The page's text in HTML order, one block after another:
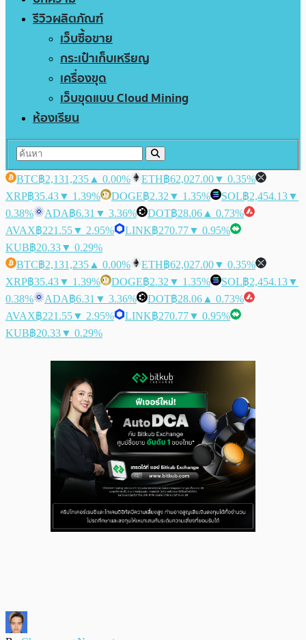
รีวิวผลิตภัณฑ์
เว็บซื้อขาย
กระเป๋าเก็บเหรียญ
เครื่องขุด
เว็บขุดแบบ Cloud Mining
ห้องเรียน
BTC฿2,131,235 ▲ 0.00% ETH฿62,027.00▼ 0.35%
XRP฿35.43▼ 1.39% DOGE฿2.32 ▼ 1.35% SOL฿2,454.13▼
0.38%
ADA฿6.31 ▼ 3.36% DOT฿28.06 ▲ 0.73%
AVAX฿221.55▼ 2.95% LINK฿270.77▼ 0.95%
KUB฿20.33▼ 0.29%
BTC฿2,131,235 ▲ 0.00% ETH฿62,027.00▼ 0.35%
XRP฿35.43▼ 1.39% DOGE฿2.32 ▼ 1.35% SOL฿2,454.13▼
0.38%
ADA฿6.31 ▼ 3.36% DOT฿28.06 ▲ 0.73%
AVAX฿221.55▼ 2.95% LINK฿270.77▼ 0.95%
KUB฿20.33▼ 0.29%